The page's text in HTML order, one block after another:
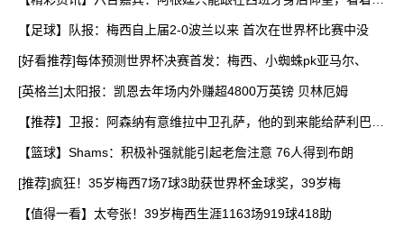
【足球】队报：梅西自上届2-0波兰以来 首次在世界杯比赛中没
[好看推荐]每体预测世界杯决赛首发：梅西、小蜘蛛pk亚马尔、
[英格兰]太阳报：凯恩去年场内外赚超4800万英镑 贝林厄姆
【推荐】卫报：阿森纳有意维拉中卫孔萨，他的到来能给萨利巴提
【篮球】Shams：积极补强就能引起老詹注意 76人得到布朗
[推荐]疯狂！35岁梅西7场7球3助获世界杯金球奖，39岁梅
【值得一看】太夸张！39岁梅西生涯1163场919球418助